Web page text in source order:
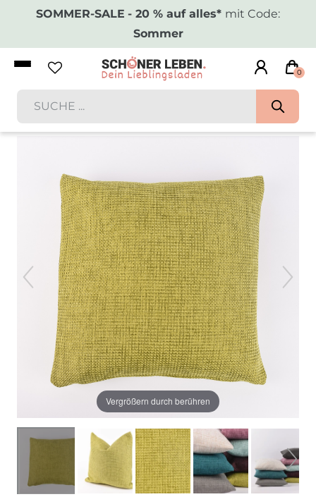
SOMMER-SALE - 20 % auf alles* mit Code:
Sommer
0
Vergrößern durch berühren